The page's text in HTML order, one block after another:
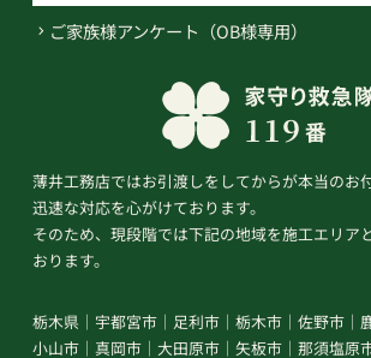
ご家族様アンケート（OB様専用）
薄井工務店ではお引渡しをしてからが本当のお
迅速な対応を心がけております。
そのため、現段階では下記の地域を施工エリア
おります。
栃木県 宇都宮市 足利市 栃木市 佐野市
小山市
真岡市 大田原市 矢板市 那須塩原